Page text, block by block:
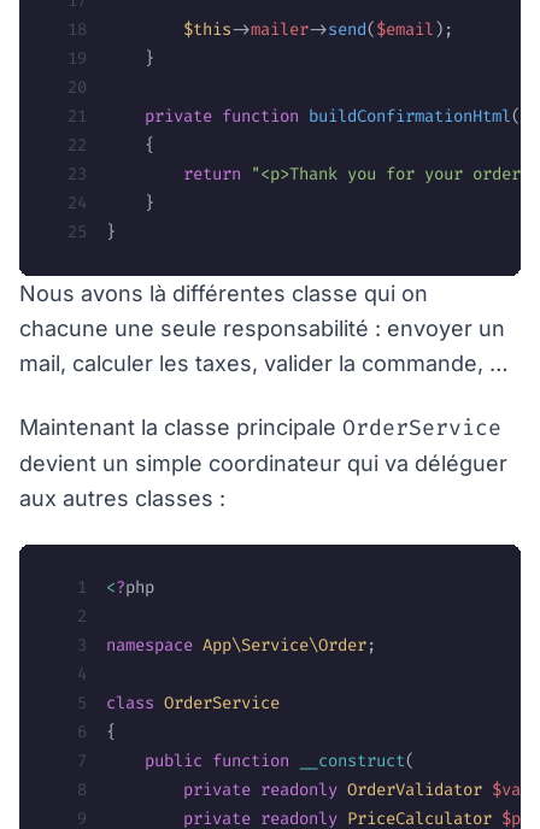
        $this
->mailer->send($email);
    }
    private
function buildConfirmationHtml(
    {
        return
"<p>Thank you for your order
    }
}
Nous avons là différentes classe qui on
chacune une seule responsabilité : envoyer un
mail, calculer les taxes, valider la commande, …
Maintenant la classe principale OrderService
devient un simple coordinateur qui va déléguer
aux autres classes :
<?php
namespace App\Service\Order;
class OrderService
{
    public
function __construct(
        private
readonly OrderValidator
        private
readonly PriceCalculator